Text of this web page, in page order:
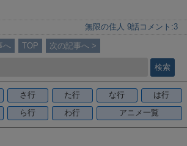
無限の住人 9話 コメント:3
へ TOP 次の記事へ >
さ行 た行 な行
は行
ら行 わ行 アニメ一覧